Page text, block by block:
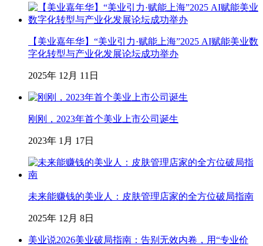
【美业嘉年华】“美业引力·赋能上海”2025 AI赋能美业数
字化转型与产业化发展论坛成功举办
2025年 12月 11日
刚刚，2023年首个美业上市公司诞生
2023年 1月 17日
未来能赚钱的美业人：皮肤管理店家的全方位破局指南
2025年 12月 8日
美业说2026美业破局指南：告别无效内卷，用“专业价